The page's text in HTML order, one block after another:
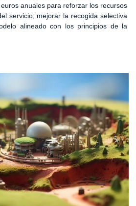
anuales para reforzar los recursos
servicio, mejorar la recogida selectiva
alineado con los principios de la